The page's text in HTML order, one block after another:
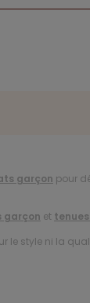
garçon pour
garçon et
le style ni la